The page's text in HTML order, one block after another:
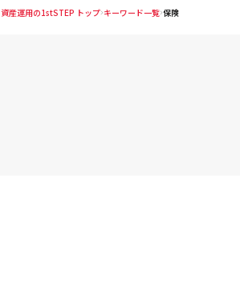
資産運用の1stSTEP トップ キーワード一覧 保険